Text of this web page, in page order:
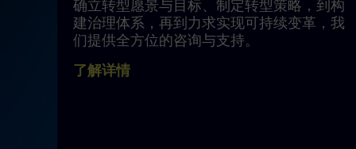
确立转型愿景与目标、制定转型策略，到构
建治理体系，再到力求实现可持续变革，我
们提供全方位的咨询与支持。
了解详情